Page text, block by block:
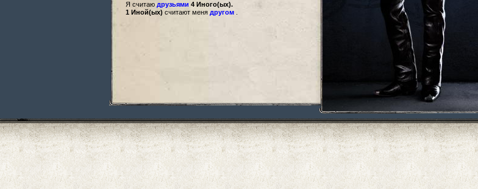
Я считаю друзьями 4 Иного(ых).
1 Иной(ых) считают меня другом